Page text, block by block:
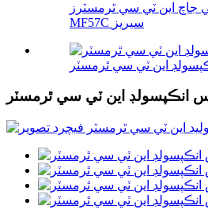
جاچ اين ٽي سي ٿرمسٽرز
MF57C سيريز
اين ٽي سي ٿرمسٽر
انڪپسولڊ اين ٽي سي ٿرمسٽر